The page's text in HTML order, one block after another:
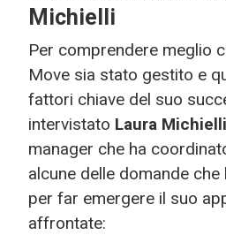
Michielli
Per comprendere meglio
Move sia stato gestito e
fattori chiave del suo
intervistato Laura Michielli
manager che ha
alcune delle domande
per far emergere il suo
affrontate: